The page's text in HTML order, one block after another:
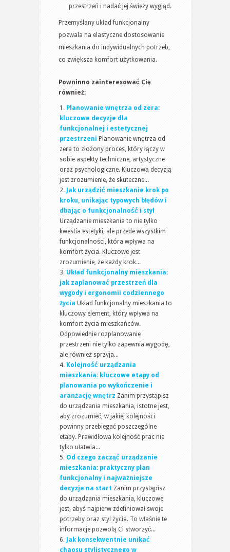
przestrzeń i nadać jej świeży wygląd.
Przemyślany układ funkcjonalny
pozwala na elastyczne dostosowanie
mieszkania do indywidualnych potrzeb,
co zwiększa komfort użytkowania.
Powninno zainteresować Cię
również:
Planowanie wnętrza od zera:
kluczowe decyzje dla
funkcjonalnej i estetycznej
przestrzeni Planowanie wnętrza od
zera to złożony proces, który łączy w
sobie aspekty techniczne, artystyczne
oraz psychologiczne. Kluczową decyzją
jest zrozumienie, że skuteczne...
Jak urządzić mieszkanie krok po
kroku, unikając typowych błędów i
dbając o funkcjonalność i styl
Urządzanie mieszkania to nie tylko
kwestia estetyki, ale przede wszystkim
funkcjonalności, która wpływa na
komfort życia. Kluczowe jest
zrozumienie, że każdy krok...
Układ funkcjonalny mieszkania:
jak zaplanować przestrzeń dla
wygody i ergonomii codziennego
życia Układ funkcjonalny mieszkania to
kluczowy element, który wpływa na
komfort życia mieszkańców.
Odpowiednie rozplanowanie
przestrzeni nie tylko zapewnia wygodę,
ale również sprzyja...
Kolejność urządzania
mieszkania: kluczowe etapy od
planowania po wykończenie i
aranżację wnętrz Zanim przystąpisz
do urządzania mieszkania, istotne jest,
aby zrozumieć, w jakiej kolejności
powinny przebiegać poszczególne
etapy. Prawidłowa kolejność prac nie
tylko ułatwia...
Od czego zacząć urządzanie
mieszkania: praktyczny plan
funkcjonalny i najważniejsze
decyzje na start Zanim przystąpisz
do urządzania mieszkania, kluczowe
jest, abyś najpierw zdefiniował swoje
potrzeby oraz styl życia. To właśnie te
informacje pozwolą Ci stworzyć...
Jak konsekwentnie unikać
chaosu stylistycznego w